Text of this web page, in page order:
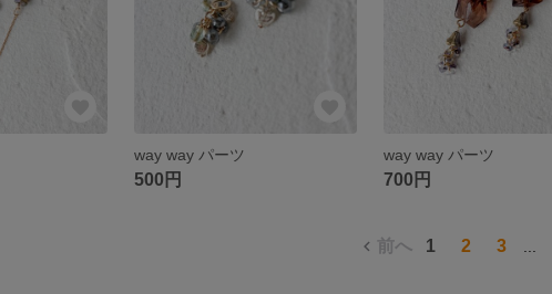
way way パーツ
500円
way way パーツ
700円
前へ 1 2 3